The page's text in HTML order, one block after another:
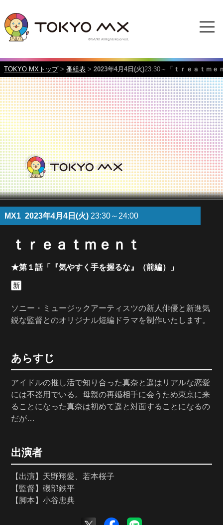
TOKYO MXトップ> 番組表 > 2023年4月4日(火)23:30～ 「ｔｒｅａｔｍ
MX1 2023年4月4日(火) 23:30～24:00
ｔｒｅａｔｍｅｎｔ
★第１話「『気やすく手を握るな』（前編）」
新
ソニー・ミュージックアーティスツの新人俳優と新進気
鋭な監督とのオリジナル短編ドラマを制作いたします。
あらすじ
アイドルの推し活で知り合った真奈と遥はリアルな恋愛
には不器用でいる。母親の再婚相手に会うため東京に来
ることになった真奈は初めて遥と対面することになるの
だが…
出演者
【出演】天野翔愛、若本桜子
【監督】磯部鉄平
【脚本】小谷忠典